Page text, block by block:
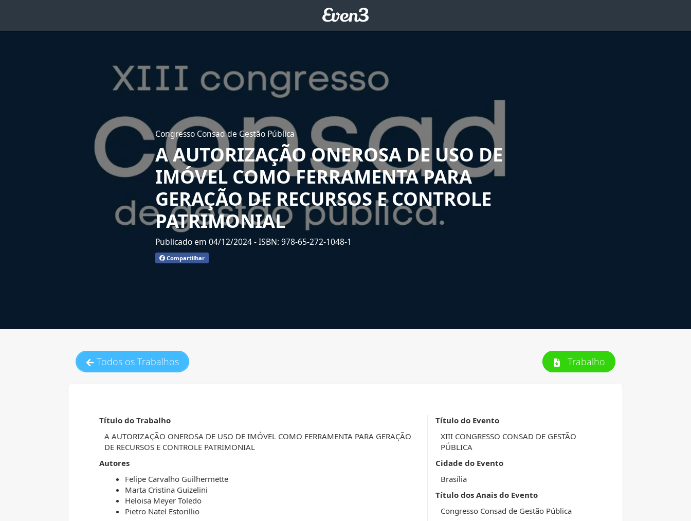
Congresso Consad de Gestão Pública
A AUTORIZAÇÃO ONEROSA DE USO DE
IMÓVEL COMO FERRAMENTA PARA
GERAÇÃO DE RECURSOS E CONTROLE
PATRIMONIAL
Publicado em 04/12/2024- ISBN: 978-65-272-1048-1
Compartilhar
Todos os Trabalhos Trabalho
Título do Trabalho
A AUTORIZAÇÃO ONEROSA DE USO DE IMÓVEL COMO FERRAMENTA PARA GERAÇÃO
DE RECURSOS E CONTROLE PATRIMONIAL
Autores
Felipe Carvalho Guilhermette
Marta Cristina Guizelini
Heloisa Meyer Toledo
Pietro Natel Estorillio
Título do Evento
XIII CONGRESSO CONSAD DE GESTÃO
PÚBLICA
Cidade do Evento
Brasília
Título dos Anais do Evento
Congresso Consad de Gestão Pública